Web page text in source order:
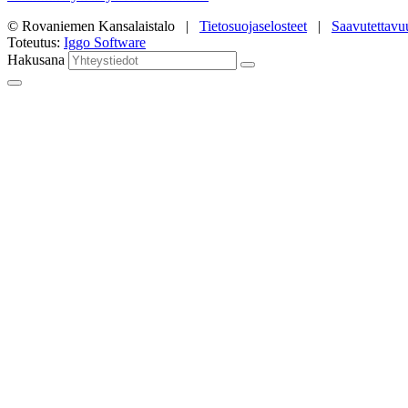
© Rovaniemen Kansalaistalo | Tietosuojaselosteet |
Toteutus: Iggo Software
Hakusana